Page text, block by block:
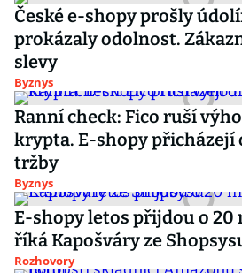
České e-shopy prošly
prokázaly odolnost.
slevy
Byznys
Ranní check: Fico ruší
krypta. E-shopy přicházejí
tržby
Byznys
E-shopy letos přijdou o 20
říká Kapošváry ze
Rozhovory